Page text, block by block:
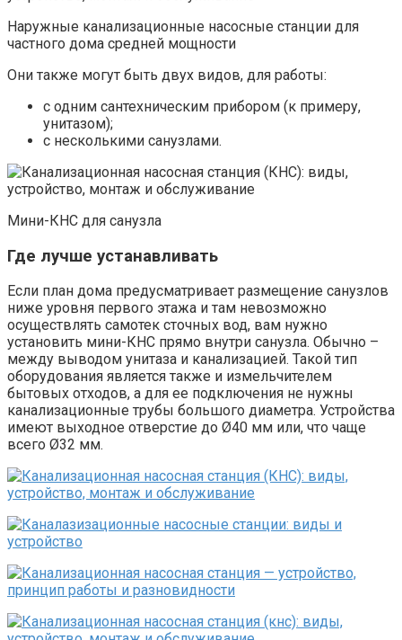
Наружные канализационные насосные станции для
частного дома средней мощности
Они также могут быть двух видов, для работы:
с одним сантехническим прибором (к примеру,
унитазом);
с несколькими санузлами.
Мини-КНС для санузла
Где лучше устанавливать
Если план дома предусматривает размещение санузлов
ниже уровня первого этажа и там невозможно
осуществлять самотек сточных вод, вам нужно
установить мини-КНС прямо внутри санузла. Обычно –
между выводом унитаза и канализацией. Такой тип
оборудования является также и измельчителем
бытовых отходов, а для ее подключения не нужны
канализационные трубы большого диаметра. Устройства
имеют выходное отверстие до Ø40 мм или, что чаще
всего Ø32 мм.